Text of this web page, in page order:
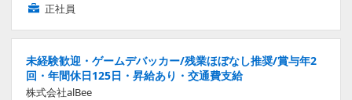
正社員
未経験歓迎・ゲームデバッカー/残業ほぼなし推奨/賞与年2
回・年間休日125日・昇給あり・交通費支給
株式会社alBee